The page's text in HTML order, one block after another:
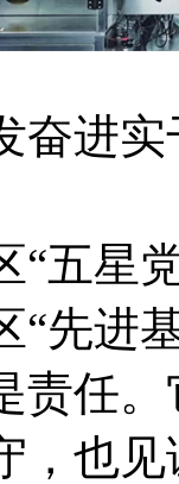
进实
星党
“先进
责任
，也